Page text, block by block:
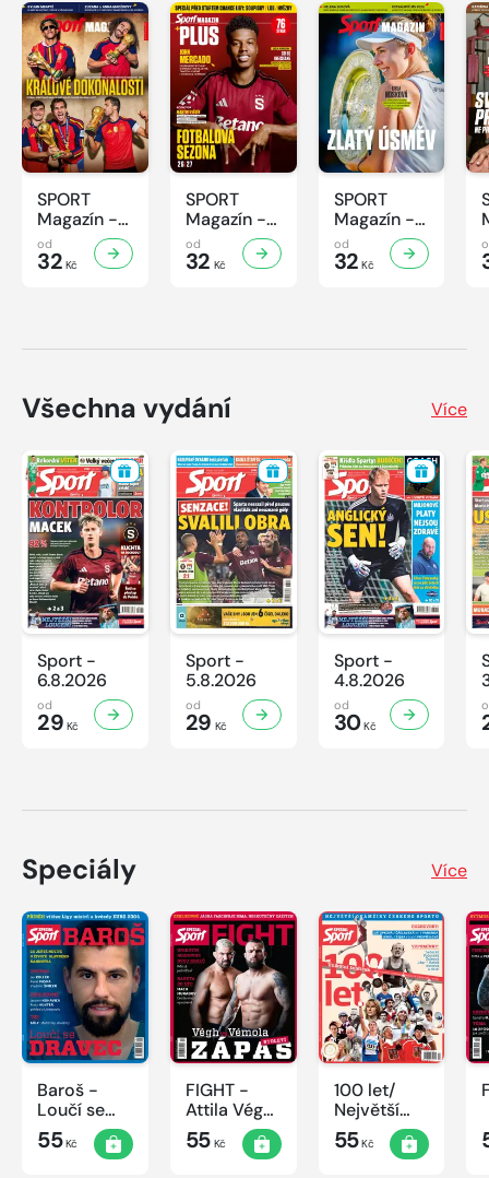
SPORT
Magazín -
31/2026
od
32 Kč
SPORT
Magazín -
30/2026
od
32 Kč
SPORT
Magazín -
29/2026
od
32 Kč
Všechna vydání Více
Sport -
6.8.2026
od
29 Kč
Sport -
5.8.2026
od
29 Kč
Sport -
4.8.2026
od
30Kč
Speciály Více
Baroš -
Loučí se
dravec
55Kč
FIGHT -
Attila Végh
vs. Karlos
Vémola
55Kč
100 let/
Největší
okamžiky
českého
55Kč